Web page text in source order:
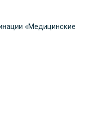
«Медицинские